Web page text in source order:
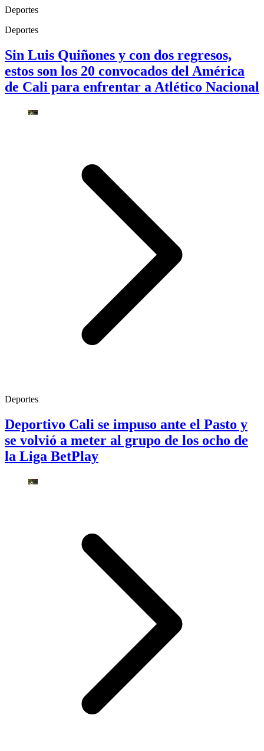
Deportes
Deportes
Sin Luis Quiñones y con dos regresos,
estos son los 20 convocados del América
de Cali para enfrentar a Atlético Nacional
Deportes
Deportivo Cali se impuso ante el Pasto y
se volvió a meter al grupo de los ocho de
la Liga BetPlay